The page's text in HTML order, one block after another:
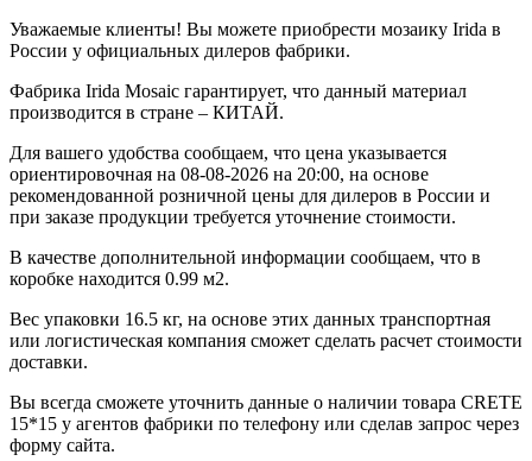
Уважаемые клиенты! Вы можете приобрести мозаику Irida в
России у официальных дилеров фабрики.
Фабрика Irida Mosaic гарантирует, что данный материал
производится в стране – КИТАЙ.
Для вашего удобства сообщаем, что цена указывается
ориентировочная на 08-08-2026 на 20:00, на основе
рекомендованной розничной цены для дилеров в России и
при заказе продукции требуется уточнение стоимости.
В качестве дополнительной информации сообщаем, что в
коробке находится 0.99 м2.
Вес упаковки 16.5 кг, на основе этих данных транспортная
или логистическая компания сможет сделать расчет стоимости
доставки.
Вы всегда сможете уточнить данные о наличии товара CRETE
15*15 у агентов фабрики по телефону или сделав запрос через
форму сайта.